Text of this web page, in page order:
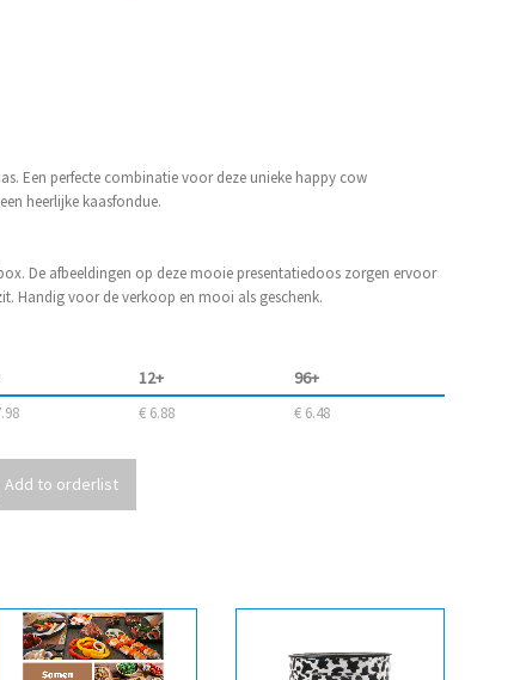
Een perfecte combinatie voor deze unieke happy cow
heerlijke kaasfondue.
De afbeeldingen op deze mooie presentatiedoos zorgen ervoor
Handig voor de verkoop en mooi als geschenk.
12+ 96+
€ 6.88 € 6.48